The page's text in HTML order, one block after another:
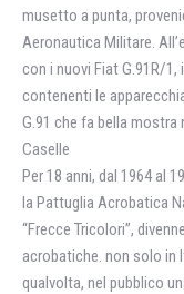
musetto a punta,
Aeronautica Militare.
con i nuovi Fiat G.91R/
contenenti le
G.91 che fa bella mostra
Caselle
Per 18 anni, dal 1964 al
la Pattuglia Acrobatica
“Frecce Tricolori”,
acrobatiche. non solo in
qualvolta, nel pubblico